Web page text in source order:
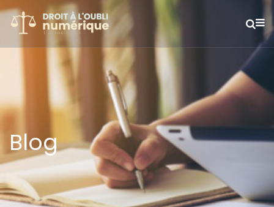
Blog